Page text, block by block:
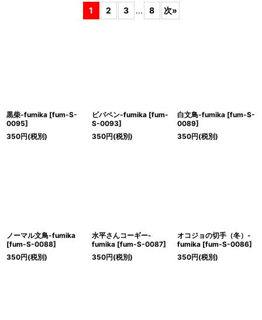
1 2 3 ... 8 次»
黒柴-fumika [fum-S-
0095]
350円(税別)
ビバペン-fumika [fum-
S-0093]
350円(税別)
白文鳥-fumika [fum-S-
0089]
350円(税別)
ノーマル文鳥-fumika
[fum-S-0088]
350円(税別)
水平さんコーギー-
fumika [fum-S-0087]
350円(税別)
オコジョの切手（冬）-
fumika [fum-S-0086]
350円(税別)